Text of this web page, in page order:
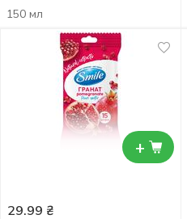
150 мл
+
29.99 ₴